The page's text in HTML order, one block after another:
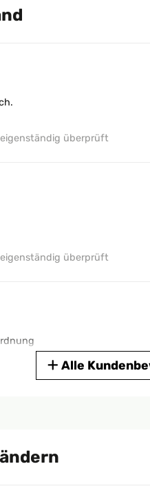
überprüft
überprüft
eigenständig überprüft
Alle